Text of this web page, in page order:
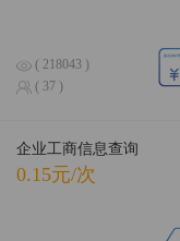
( 218043 )
( 37 )
企业工商信息查询
0.15元/次